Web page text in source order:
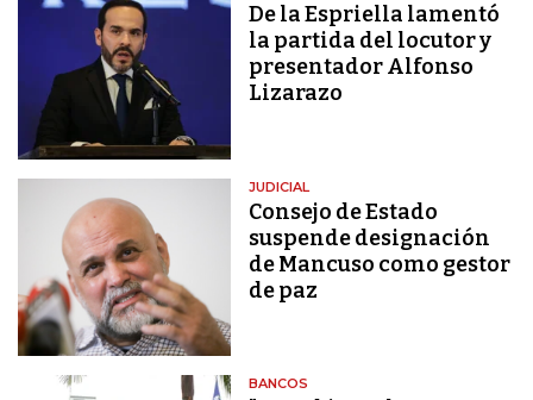
De la Espriella lamentó
la partida del locutor y
presentador Alfonso
Lizarazo
JUDICIAL
Consejo de Estado
suspende designación
de Mancuso como gestor
de paz
BANCOS